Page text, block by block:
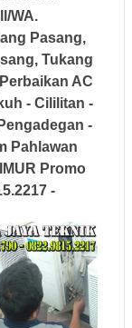
WA.
Pasang,
Tukang
AC
- Cililitan -
-
Pahlawan
Promo
-